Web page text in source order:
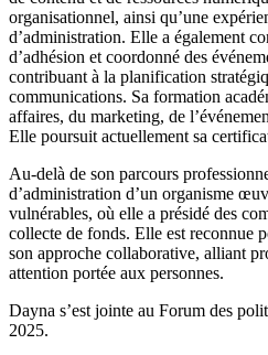
organisationnel, ainsi qu’une
d’administration. Elle a également
d’adhésion et coordonné des
contribuant à la planification
communications. Sa formation
affaires, du marketing, de
Elle poursuit actuellement sa
Au-delà de son parcours
d’administration d’un organisme
vulnérables, où elle a présidé des
collecte de fonds. Elle est reconnue
son approche collaborative, alliant
attention portée aux personnes.
Dayna s’est jointe au Forum des
2025.